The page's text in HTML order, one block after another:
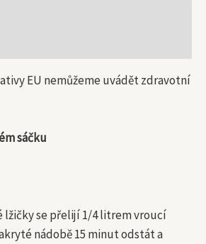
EU nemůžeme uvádět zdravotní
sáčku
lžičky se přelijí 1/4 litrem vroucí
nádobě 15 minut odstát a